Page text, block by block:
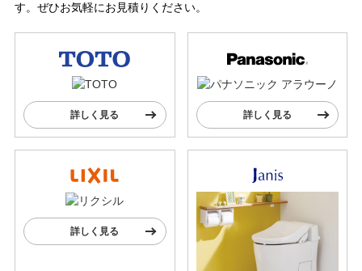
す。ぜひお気軽にお見積りください。
詳しく見る 詳しく見る
詳しく見る